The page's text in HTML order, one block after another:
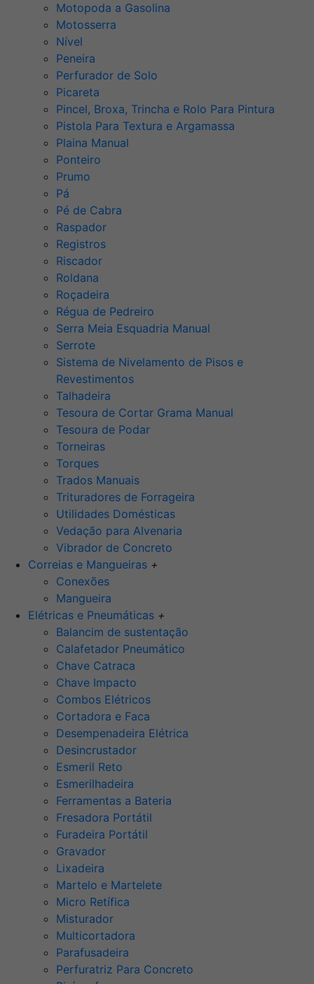
Motopoda a Gasolina
Motosserra
Nível
Peneira
Perfurador de Solo
Picareta
Pincel, Broxa, Trincha e Rolo Para Pintura
Pistola Para Textura e Argamassa
Plaina Manual
Ponteiro
Prumo
Pá
Pé de Cabra
Raspador
Registros
Riscador
Roldana
Roçadeira
Régua de Pedreiro
Serra Meia Esquadria Manual
Serrote
Sistema de Nivelamento de Pisos e
Revestimentos
Talhadeira
Tesoura de Cortar Grama Manual
Tesoura de Podar
Torneiras
Torques
Trados Manuais
Trituradores de Forrageira
Utilidades Domésticas
Vedação para Alvenaria
Vibrador de Concreto
Correias e Mangueiras +
Conexões
Mangueira
Elétricas e Pneumáticas +
Balancim de sustentação
Calafetador Pneumático
Chave Catraca
Chave Impacto
Combos Elétricos
Cortadora e Faca
Desempenadeira Elétrica
Desincrustador
Esmeril Reto
Esmerilhadeira
Ferramentas a Bateria
Fresadora Portátil
Furadeira Portátil
Gravador
Lixadeira
Martelo e Martelete
Micro Retífica
Misturador
Multicortadora
Parafusadeira
Perfuratriz Para Concreto